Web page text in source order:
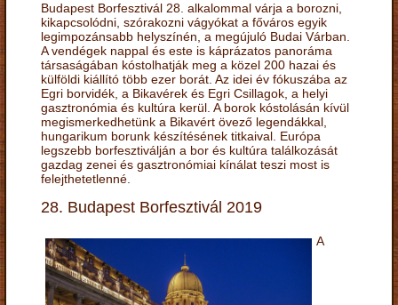
Budapest Borfesztivál 28. alkalommal várja a borozni,
kikapcsolódni, szórakozni vágyókat a főváros egyik
legimpozánsabb helyszínén, a megújuló Budai Várban.
A vendégek nappal és este is káprázatos panoráma
társaságában kóstolhatják meg a közel 200 hazai és
külföldi kiállító több ezer borát. Az idei év fókuszába az
Egri borvidék, a Bikavérek és Egri Csillagok, a helyi
gasztronómia és kultúra kerül. A borok kóstolásán kívül
megismerkedhetünk a Bikavért övező legendákkal,
hungarikum borunk készítésének titkaival. Európa
legszebb borfesztiválján a bor és kultúra találkozását
gazdag zenei és gasztronómiai kínálat teszi most is
felejthetetlenné.
28. Budapest Borfesztivál 2019
A